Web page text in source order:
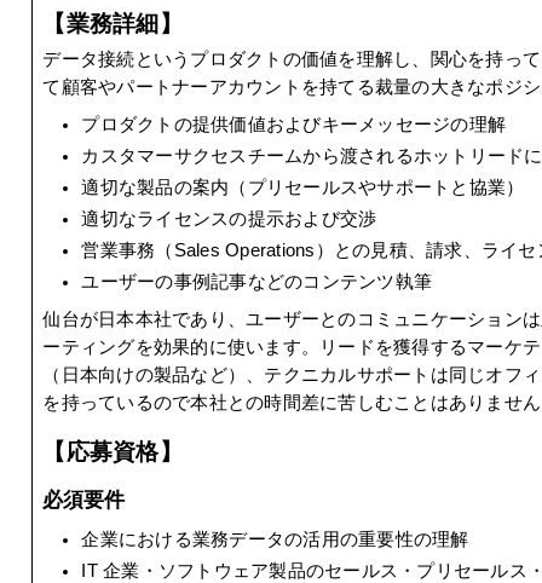
【業務詳細】
データ接続というプロダクトの価値を理解し、関心を持っ
て顧客やパートナーアカウントを持てる裁量の大きなポジ
プロダクトの提供価値およびキーメッセージの理解
カスタマーサクセスチームから渡されるホットリード
適切な製品の案内（プリセールスやサポートと協業）
適切なライセンスの提示および交渉
営業事務（Sales Operations）との見積、請求、ライ
ユーザーの事例記事などのコンテンツ執筆
仙台が日本本社であり、ユーザーとのコミュニケーション
ーティングを効果的に使います。リードを獲得するマーケ
（日本向けの製品など）、テクニカルサポートは同じオフ
を持っているので本社との時間差に苦しむことはありませ
【応募資格】
必須要件
企業における業務データの活用の重要性の理解
IT 企業・ソフトウェア製品のセールス・プリセールス